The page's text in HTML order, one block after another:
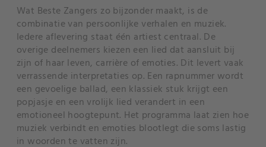
Wat Beste Zangers zo bijzonder maakt, is de
combinatie van persoonlijke verhalen en muziek.
Iedere aflevering staat één artiest centraal. De
overige deelnemers kiezen een lied dat aansluit bij
zijn of haar leven, carrière of emoties. Dit levert vaak
verrassende interpretaties op. Een rapnummer wordt
een gevoelige ballad, een klassiek stuk krijgt een
popjasje en een vrolijk lied verandert in een
emotioneel hoogtepunt. Het programma laat zien hoe
muziek verbindt en emoties blootlegt die soms lastig
in woorden te vatten zijn.